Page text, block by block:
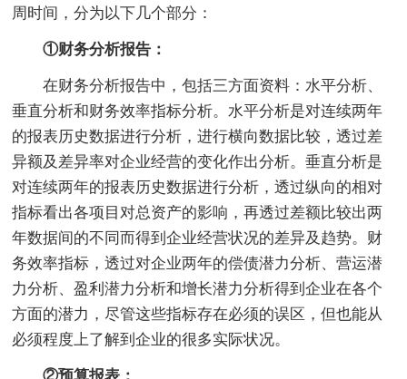
周时间，分为以下几个部分：
①财务分析报告：
在财务分析报告中，包括三方面资料：水平分析、
垂直分析和财务效率指标分析。水平分析是对连续两年
的报表历史数据进行分析，进行横向数据比较，透过差
异额及差异率对企业经营的变化作出分析。垂直分析是
对连续两年的报表历史数据进行分析，透过纵向的相对
指标看出各项目对总资产的影响，再透过差额比较出两
年数据间的不同而得到企业经营状况的差异及趋势。财
务效率指标，透过对企业两年的偿债潜力分析、营运潜
力分析、盈利潜力分析和增长潜力分析得到企业在各个
方面的潜力，尽管这些指标存在必须的误区，但也能从
必须程度上了解到企业的很多实际状况。